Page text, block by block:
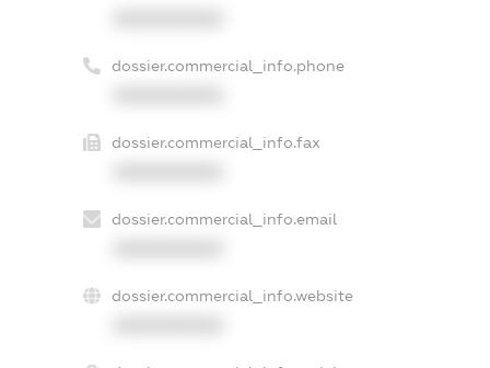
dossier.commercial_info.phone
dossier.commercial_info.fax
dossier.commercial_info.email
dossier.commercial_info.website